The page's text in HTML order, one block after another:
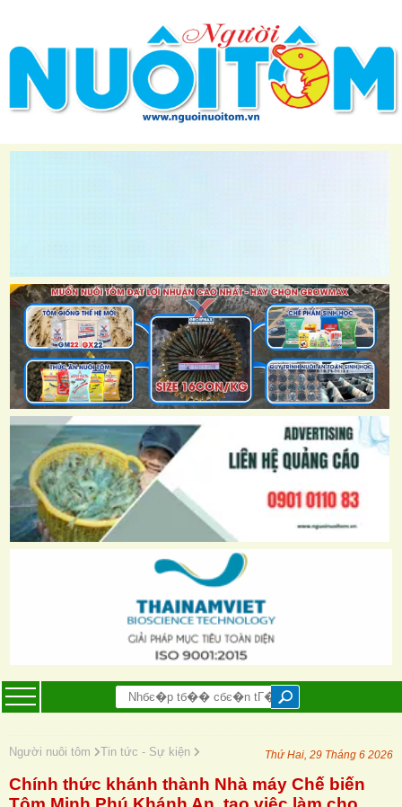
Người nuôi tôm Tin tức - Sự kiện Thứ Hai, 29 Tháng 6 2026
Chính thức khánh thành Nhà máy Chế biến